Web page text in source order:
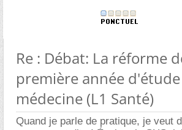
Re : Débat: La réforme
première année
médecine (L1 Santé)
Quand je parle de pratique, je veut